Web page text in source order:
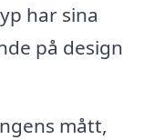
har sina
på design
mått,